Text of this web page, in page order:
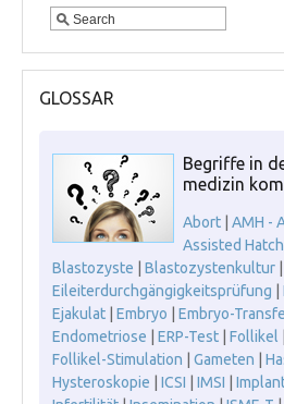
GLOSSAR
Begriffe in
medizin
Abort AMH -
Assisted
Blastozyste
Blastozystenkultur
Eileiterdurchgängigkeitsprüfung
Ejakulat
Embryo Embryo-
Endometriose
ERP-Test Follikel
Follikel-Stimulation
Gameten
Hysteroskopie
ICSI IMSI